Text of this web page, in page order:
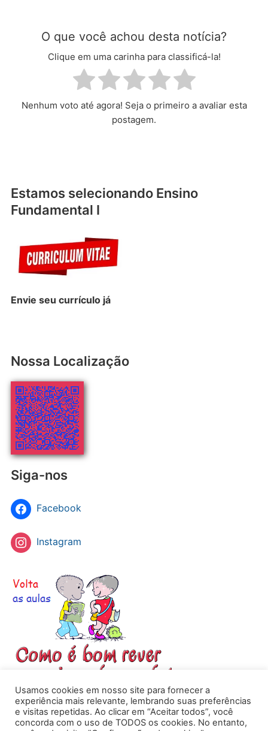
O que você achou desta notícia?
Clique em uma carinha para classificá-la!
Nenhum voto até agora! Seja o primeiro a avaliar esta
postagem.
Estamos selecionando Ensino
Fundamental I
Envie seu currículojá
Nossa Localização
Siga-nos
Facebook
Instagram
Usamos cookies em nosso site para fornecer a
experiência mais relevante, lembrando suas preferências
e visitas repetidas. Ao clicar em “Aceitar todos”, você
concorda com o uso de TODOS os cookies. No entanto,